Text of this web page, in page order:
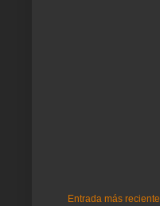
Entrada más reciente